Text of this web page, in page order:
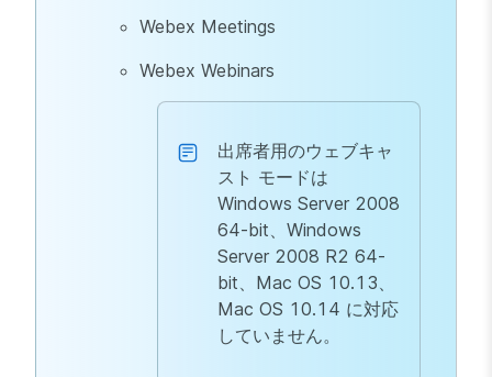
Webex Meetings
Webex Webinars
出席者用のウェブキャ
スト モードは
Windows Server 2008
64-bit、Windows
Server 2008 R2 64-
bit、Mac OS 10.13、
Mac OS 10.14 に対応
していません。